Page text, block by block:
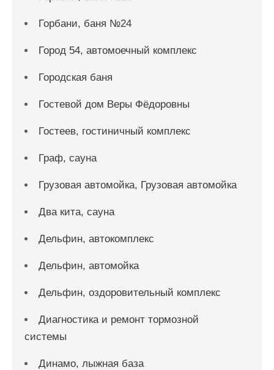
Горбани, баня №24
Город 54, автомоечный комплекс
Городская баня
Гостевой дом Веры Фёдоровны
Гостеев, гостиничный комплекс
Граф, сауна
Грузовая автомойка, Грузовая автомойка
Два кита, сауна
Дельфин, автокомплекс
Дельфин, автомойка
Дельфин, оздоровительный комплекс
Диагностика и ремонт тормозной
системы
Динамо, лыжная база